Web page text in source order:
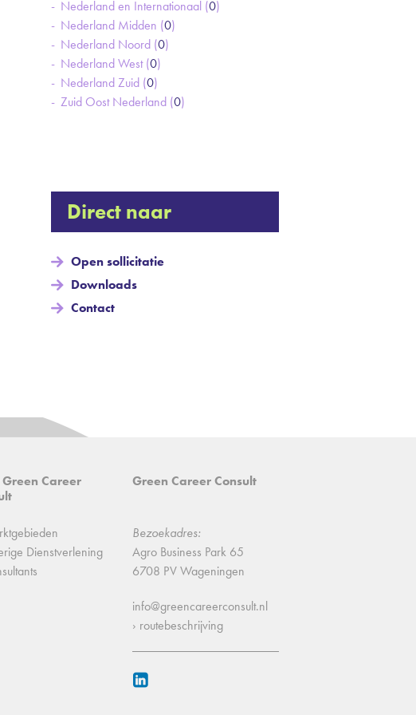
Nederland en Internationaal (0)
Nederland Midden (0)
Nederland Noord (0)
Nederland West (0)
Nederland Zuid (0)
Zuid Oost Nederland (0)
Direct naar
Open sollicitatie
Downloads
Contact
Career
Dienstverlening
Green Career Consult
Bezoekadres:
Agro Business Park 65
6708 PV Wageningen
info@greencareerconsult.nl
› routebeschrijving